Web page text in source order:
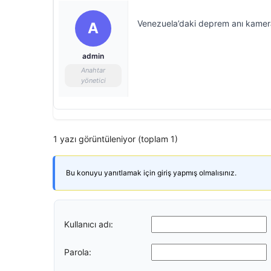
A
admin
Anahtar
yönetici
Venezuela’daki deprem anı
1 yazı görüntüleniyor (toplam 1)
Bu konuyu yanıtlamak için giriş yapmış olmalısınız.
Kullanıcı adı:
Parola: